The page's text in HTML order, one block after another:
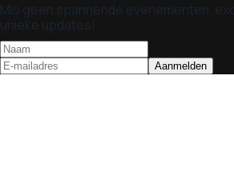
Mis geen spannende evenementen,
unieke updates!